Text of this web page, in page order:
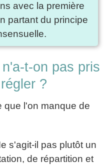
avec la première
partant du principe
t-on pas pris
?
que l'on manque de
s'agit-il pas plutôt un
de répartition et